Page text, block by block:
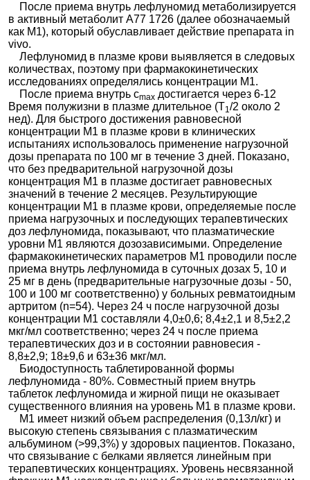
После приема внутрь лефлуномид метаболизируется
в активный метаболит А77 1726 (далее обозначаемый
как М1), который обуславливает действие препарата in
vivo.
Лефлуномид в плазме крови выявляется в следовых
количествах, поэтому при фармакокинетических
исследованиях определялись концентрации М1.
После приема внутрь сmax достигается через 6-12
Время полужизни в плазме длительное (Т1/2 около 2
нед). Для быстрого достижения равновесной
концентрации М1 в плазме крови в клинических
испытаниях использовалось применение нагрузочной
дозы препарата по 100 мг в течение 3 дней. Показано,
что без предварительной нагрузочной дозы
концентрация М1 в плазме достигает равновесных
значений в течение 2 месяцев. Результирующие
концентрации М1 в плазме крови, определяемые после
приема нагрузочных и последующих терапевтических
доз лефлуномида, показывают, что плазматические
уровни М1 являются дозозависимыми. Определение
фармакокинетических параметров М1 проводили после
приема внутрь лефлуномида в суточных дозах 5, 10 и
25 мг в день (предварительные нагрузочные дозы - 50,
100 и 100 мг соответственно) у больных ревматоидным
артритом (n=54). Через 24 ч после нагрузочной дозы
концентрации М1 составляли 4,0±0,6; 8,4±2,1 и 8,5±2,2
мкг/мл соответственно; через 24 ч после приема
терапевтических доз и в состоянии равновесия -
8,8±2,9; 18±9,6 и 63±36 мкг/мл.
Биодоступность таблетированной формы
лефлуномида - 80%. Совместный прием внутрь
таблеток лефлуномида и жирной пищи не оказывает
существенного влияния на уровень М1 в плазме крови.
М1 имеет низкий объем распределения (0,13л/кг) и
высокую степень связывания с плазматическим
альбумином (>99,3%) у здоровых пациентов. Показано,
что связывание с белками является линейным при
терапевтических концентрациях. Уровень несвязанной